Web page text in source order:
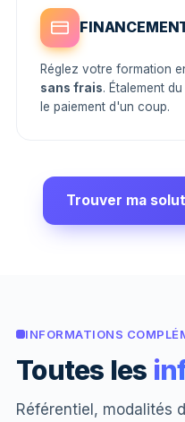
Réglez votre formation
sans frais. Étalement
le paiement d'un coup.
Trouver ma
INFORMATIONS
Toutes les
Référentiel, modalités